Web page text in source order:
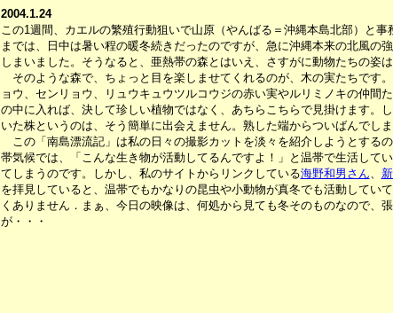
2004.1.24
この1週間、カエルの繁殖行動狙いで山原（やんばる＝沖縄本島北部）と
までは、日中は暑い程の暖冬続きだったのですが、急に沖縄本来の北風の
しまいました。そうなると、亜熱帯の森とはいえ、さすがに動物たちの姿
そのような森で、ちょっと目を楽しませてくれるのが、木の実たちです
ョウ、センリョウ、リュウキュウツルコウジの赤い実やルリミノキの仲間
の中に入れば、決して珍しい植物ではなく、あちらこちらで見掛けます。
いた株というのは、そう簡単に出会えません。熟した端からついばんでし
この「南島漂流記」は私の日々の撮影カットを淡々を紹介しようとする
帯気候では、「こんな生き物が活動してるんですよ！」と温帯で生活して
てしまうのです。しかし、私のサイトからリンクしている海野和男さん、
を拝見していると、温帯でもかなりの昆虫や小動物が真冬でも活動してい
くありません．まぁ、今日の映像は、何処から見ても冬そのものなので、
が・・・